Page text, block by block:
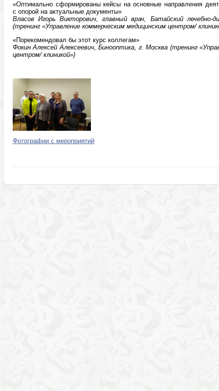
«Оптимально сформированы кейсы на основные направления
с опорой на актуальные документы»
Власов Игорь Викторович, главный врач, Батайский лечебно-
(тренинг «Управление коммерческим медицинским центром/
«Порекомендовал бы этот курс коллегам»
Фокин Алексей Алексеевич, Бинооптика, г. Москва (тренинг
центром/ клиникой»)
Фотографии с мероприятий